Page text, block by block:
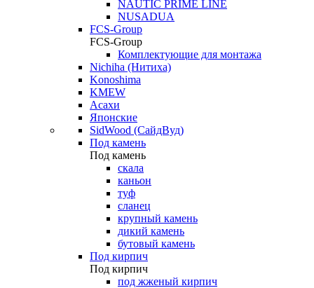
NAUTIC PRIME LINE
NUSADUA
FCS-Group
FCS-Group
Комплектующие для монтажа
Nichiha (Нитиха)
Konoshima
KMEW
Асахи
Японские
SidWood (СайдВуд)
Под камень
Под камень
скала
каньон
туф
сланец
крупный камень
дикий камень
бутовый камень
Под кирпич
Под кирпич
под жженый кирпич